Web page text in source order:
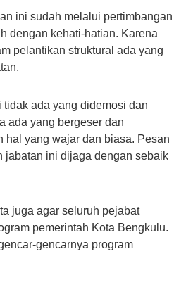
ini sudah melalui pertimbangan
dengan kehati-hatian. Karena
pelantikan struktural ada yang
ada yang didemosi dan
ada yang bergeser dan
hal yang wajar dan biasa. Pesan
jabatan ini dijaga dengan sebaik
juga agar seluruh pejabat
pemerintah Kota Bengkulu.
gencarnya program